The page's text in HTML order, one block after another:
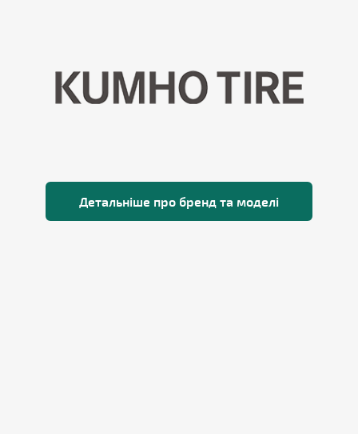
Детальніше про бренд та моделі